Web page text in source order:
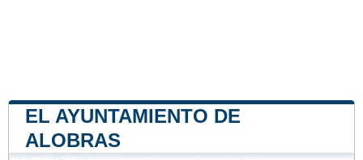
EL AYUNTAMIENTO DE
ALOBRAS